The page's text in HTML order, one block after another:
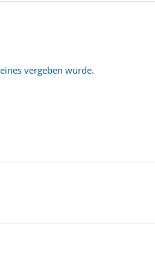
vergeben wurde.